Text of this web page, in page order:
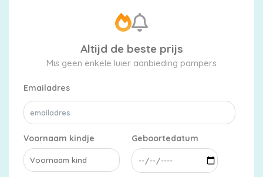
Altijd de beste prijs
Mis geen enkele luier aanbieding pampers
Emailadres
Voornaam kindje Geboortedatum